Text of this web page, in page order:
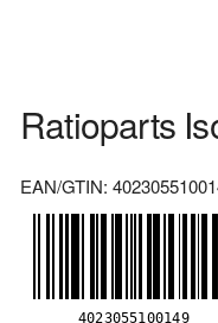
Ratioparts
EAN/GTIN: